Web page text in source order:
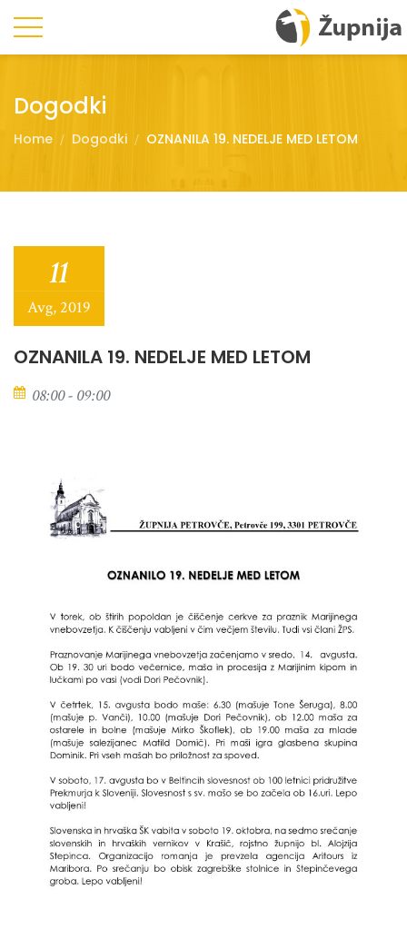
Dogodki
Home Dogodki OZNANILA 19. NEDELJE MED LETOM
11
Avg, 2019
OZNANILA 19. NEDELJE MED LETOM
08:00 - 09:00